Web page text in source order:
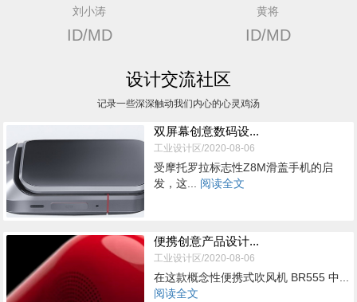
刘小涛
ID/MD
黄将
ID/MD
设计交流社区
记录一些深深触动我们内心的心灵鸡汤
双屏幕创意数码设...
工业设计区/2020-08-06
受摩托罗拉标志性Z8M滑盖手机的启
发，这... 阅读全文
便携创意产品设计...
工业设计区/2020-08-06
在这款概念性便携式吹风机 BR555 中...
阅读全文